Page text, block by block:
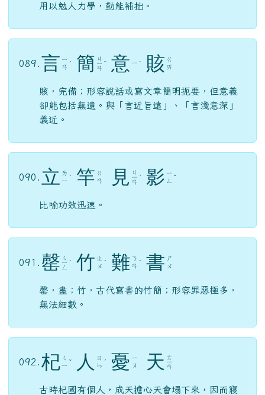
用以勉人力學，勤能補拙。
089. 言 ㄧ
ㄢ ˊ 簡 ㄐ
ㄧ
ㄢ
ˇ 意 ㄧ ˋ 賅 ㄍ
ㄞ
賅，完備；形容說話或寫文章簡明扼要，但意義
卻能包括無遺。與「言近旨遠」、「言淺意深」
義近。
090. 立 ㄌ
ㄧ ˋ 竿 ㄍ
ㄢ
見 ㄐ
ㄧ
ㄢ
ˋ 影 ㄧ
ㄥ ˇ
比喻功效迅速。
091. 罄 ㄑ
ㄧ
ㄥ
ˋ 竹 ㄓ
ㄨ ˊ 難 ㄋ
ㄢ ˊ 書 ㄕ
ㄨ
罄，盡；竹，古代寫書的竹簡；形容罪惡極多，
無法細數。
092. 杞 ㄑ
ㄧ ˇ 人
ㄖ
ㄣ ˊ 憂 ㄧ
ㄡ
天 ㄊ
ㄧ
ㄢ
古時杞國有個人，成天擔心天會塌下來，因而寢